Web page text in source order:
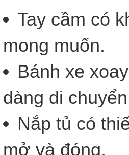
Tay cầm có
mong muốn.
Bánh xe xoay
dàng di
Nắp tủ có
mở và đóng.